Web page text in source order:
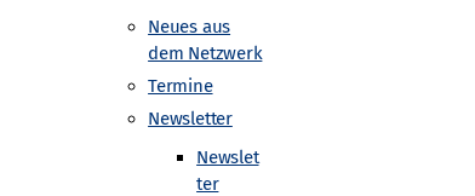
Neues aus
dem Netzwerk
Termine
Newsletter
Newslet
ter